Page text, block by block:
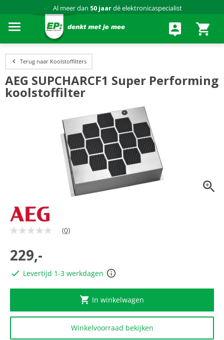
Al meer dan 50 jaardé elektronicaspecialist
Terug naar Koolstoffilters
AEG SUPCHARCF1 Super Performing
koolstoffilter
Geen
Dezelfde
paginalink.
(0)
229,-
Levertijd 1-3 werkdagen
In winkelwagen
Winkelvoorraad bekijken